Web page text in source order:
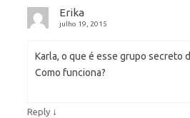
Erika
julho 19, 2015
Karla, o que é esse grupo secreto
Como funciona?
Reply ↓